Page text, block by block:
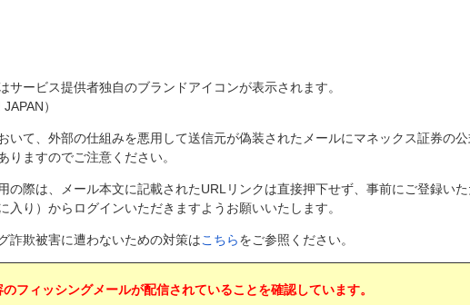
サービス提供者独自のブランドアイコンが表示されます。
）
いて、外部の仕組みを悪用して送信元が偽装されたメールにマネックス証券の
りますのでご注意ください。
の際は、メール本文に記載されたURLリンクは直接押下せず、事前にご登録い
入り）からログインいただきますようお願いいたします。
詐欺被害に遭わないための対策はこちらをご参照ください。
フィッシングメールが配信されていることを確認しています。